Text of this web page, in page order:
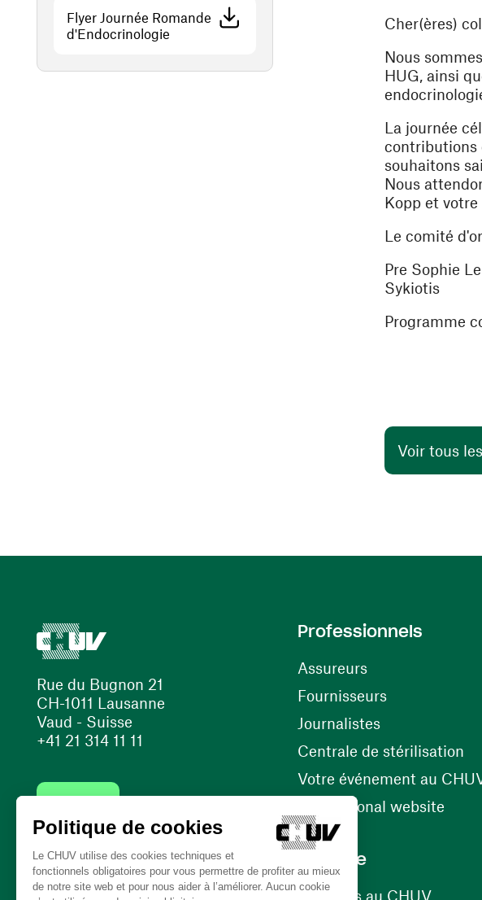
Flyer Journée Romande
d'Endocrinologie (ouvre une nouvelle fenêtre)
Cher(ères)
Nous
HUG, ainsi
La journée
contributions
souhaitons
Nous
Kopp et
Le comité
Pre Sophie
Sykiotis
Programme
Voir tous
Rue du Bugnon 21
CH-1011 Lausanne
Vaud - Suisse
+41 21 314 11 11
Professionnels
Assureurs
Fournisseurs(ouvre une
Journalistes
Centrale de stérilisation
Votre événement au
International website
Carrière
Carrières au CHUV(ouvre